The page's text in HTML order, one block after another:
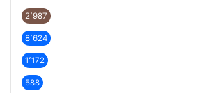
2٬987
8٬624
1٬172
588